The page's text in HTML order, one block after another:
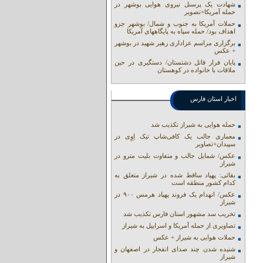
شهادت یک پرسنل نیروی هوایی بوشهر در
حمله آمریکا+تصویر
حملات آمریکا به جنوب و شمال/ بوشهر جزو
اهداف بود/ حمله سپاه به پایگاههای آمریکا
برگزاری مراسم عزاداری رهبر شهید در بوشهر
+ عکس
پایان فرار قاتل دشتستان/ دستگیری در حین
ملاقات با خانواده در کوهستان
اخبار استان فارس
حمله هوایی به شیراز تکذیب شد
معماری جالب یک کافی‌شاپ تیک اِوِی در
سپیدان+تصاویر
عکس/ شمایل جالب و متفاوت بلیت مترو در
شیراز
بقائی: پهپاد ساقط شده در شیراز متعلق به
کدام کشور منطقه است
عکس/ انهدام یک فروند پهپاد هرمس ۹۰۰ در
شیراز
تخریب سد مشهور استان فارس تکذیب شد
تصاویری از حمله آمریکا و اسراییل به شیراز
حملات هوایی به شیراز + عکس
شنیده شدن چند صدای انفجار در اصفهان و
شیراز